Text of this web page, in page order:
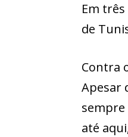
Em
de
Contra
Apesar
até